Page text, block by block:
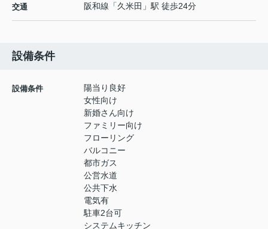
交通 阪和線 「久米田 」駅 徒歩24分
設備条件
設備条件
陽当り良好
女性向け
新婚さん向け
ファミリー向け
フローリング
バルコニー
都市ガス
公営水道
公共下水
電気有
駐車2台可
システムキッチン